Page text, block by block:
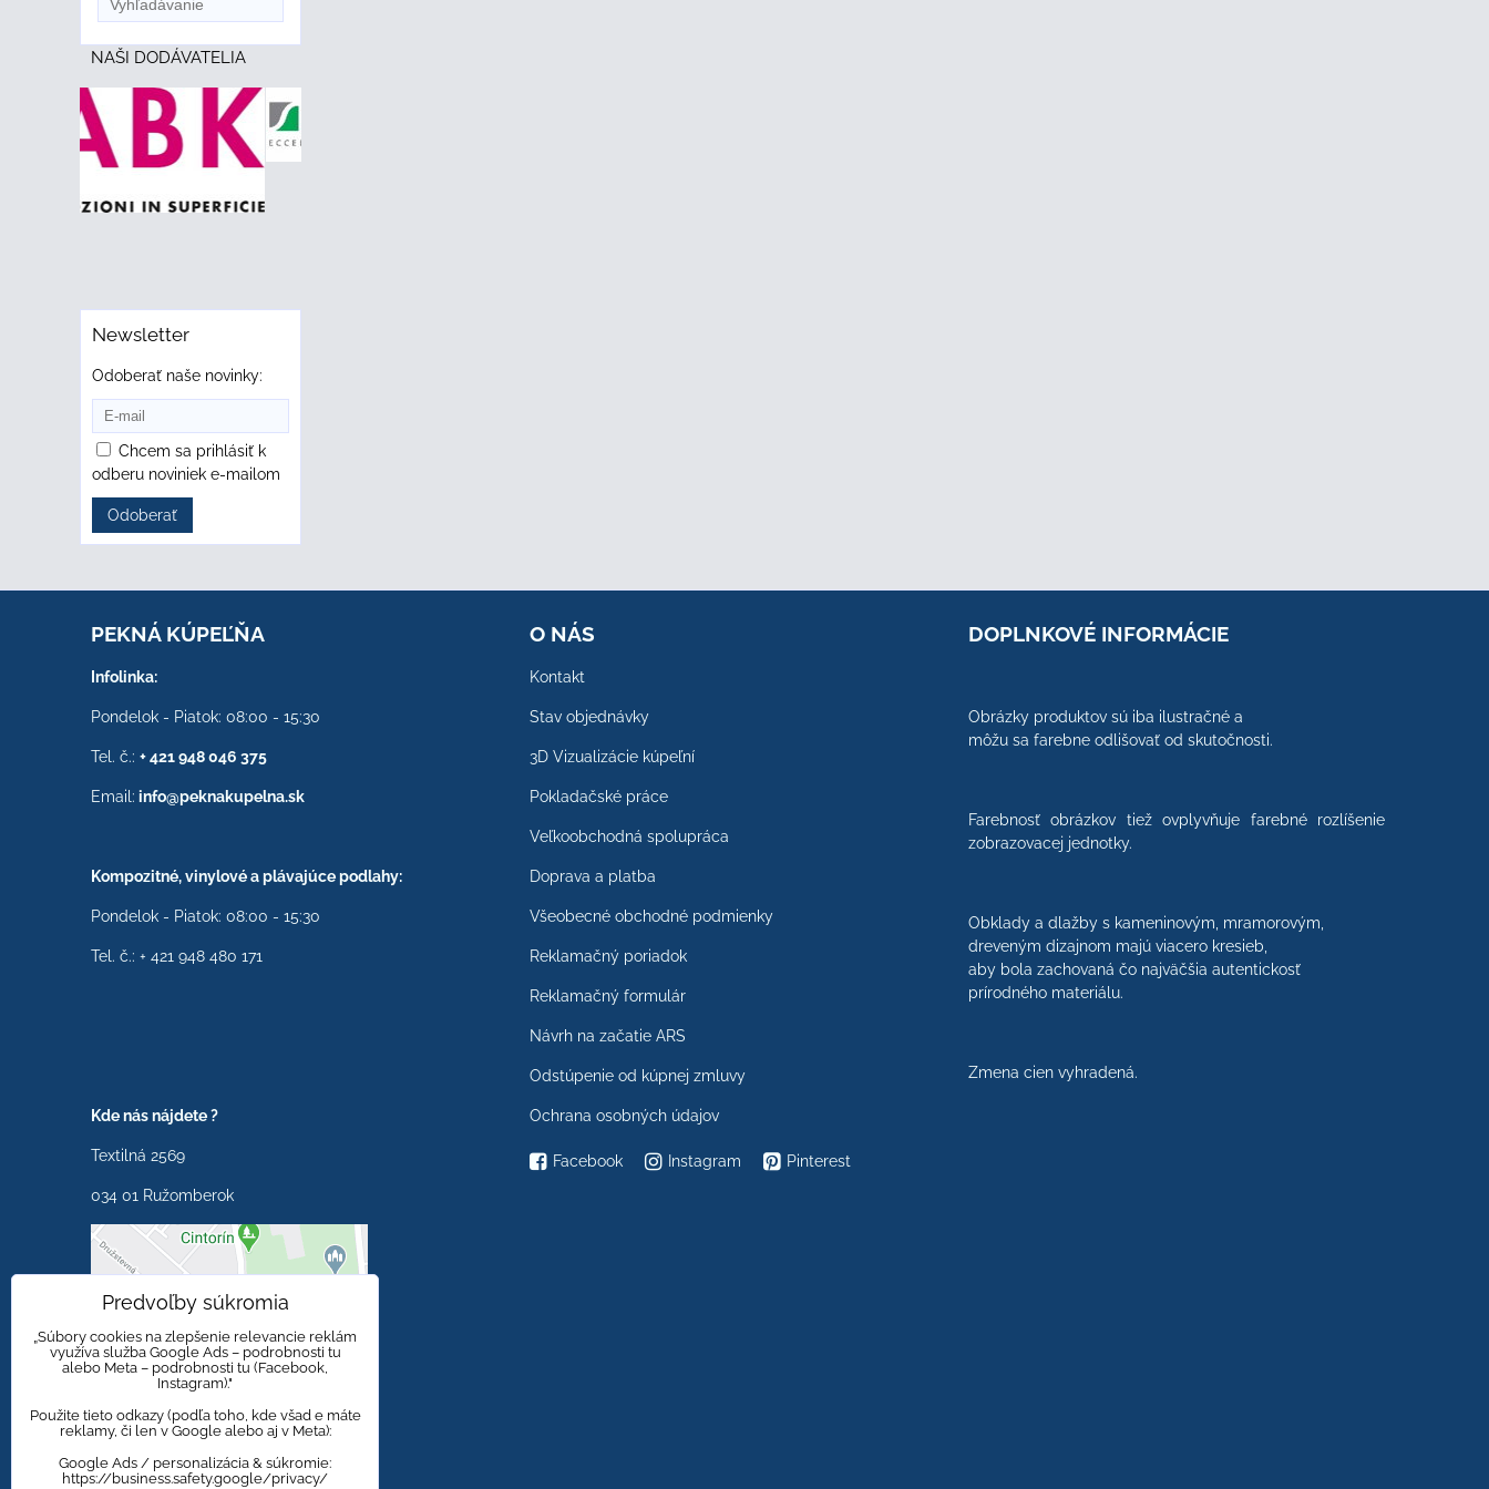
NAŠI DODÁVATELIA
Newsletter
Odoberať naše novinky:
Chcem sa prihlásiť k
odberu noviniek e-mailom
Odoberať
PEKNÁ KÚPEĽŇA
Infolinka:
Pondelok - Piatok: 08:00 - 15:30
Tel. č.: + 421 948 046 375
Email: info@peknakupelna.sk
Kompozitné, vinylové a plávajúce podlahy:
Pondelok - Piatok: 08:00 - 15:30
Tel. č.: + 421 948 480 171
Kde nás nájdete ?
Textilná 2569
034 01 Ružomberok
Externý obsah je
blokovaný Voľbami
súkromia
Prajete si načítať externý
O NÁS
Kontakt
Stav objednávky
3D Vizualizácie kúpeľní
Pokladačské práce
Veľkoobchodná spolupráca
Doprava a platba
Všeobecné obchodné podmienky
Reklamačný poriadok
Reklamačný formulár
Návrh na začatie ARS
Odstúpenie od kúpnej zmluvy
Ochrana osobných údajov
Facebook Instagram Pinterest
DOPLNKOVÉ INFORMÁCIE
Obrázky produktov sú iba ilustračné a
môžu sa farebne odlišovať od skutočnosti.
Farebnosť obrázkov tiež ovplyvňuje farebné rozlíšenie
zobrazovacej jednotky.
Obklady a dlažby s kameninovým, mramorovým,
dreveným dizajnom majú viacero kresieb,
aby bola zachovaná čo najväčšia autentickosť
prírodného materiálu.
Zmena cien vyhradená.
Predvoľby súkromia
„Súbory cookies na zlepšenie relevancie reklám
využíva služba Google Ads – podrobnosti tu
alebo Meta – podrobnosti tu (Facebook,
Instagram)."
Použite tieto odkazy (podľa toho, kde všad e máte
reklamy, či len v Google alebo aj v Meta):
Google Ads / personalizácia & súkromie:
https://business.safety.google/privacy/